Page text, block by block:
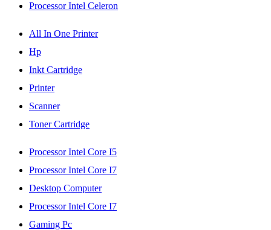
Processor Intel Celeron
All In One Printer
Hp
Inkt Cartridge
Printer
Scanner
Toner Cartridge
Processor Intel Core I5
Processor Intel Core I7
Desktop Computer
Processor Intel Core I7
Gaming Pc